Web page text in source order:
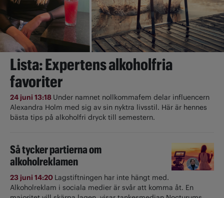
Lista: Expertens alkoholfria
favoriter
24 juni 13:18 Under namnet nollkommafem delar influencern
Alexandra Holm med sig av sin nyktra livsstil. Här är hennes
bästa tips på alkoholfri dryck till semestern.
Så tycker partierna om
alkoholreklamen
23 juni 14:20 Lagstiftningen har inte hängt med.
Alkoholreklam i sociala medier är svår att komma åt. En